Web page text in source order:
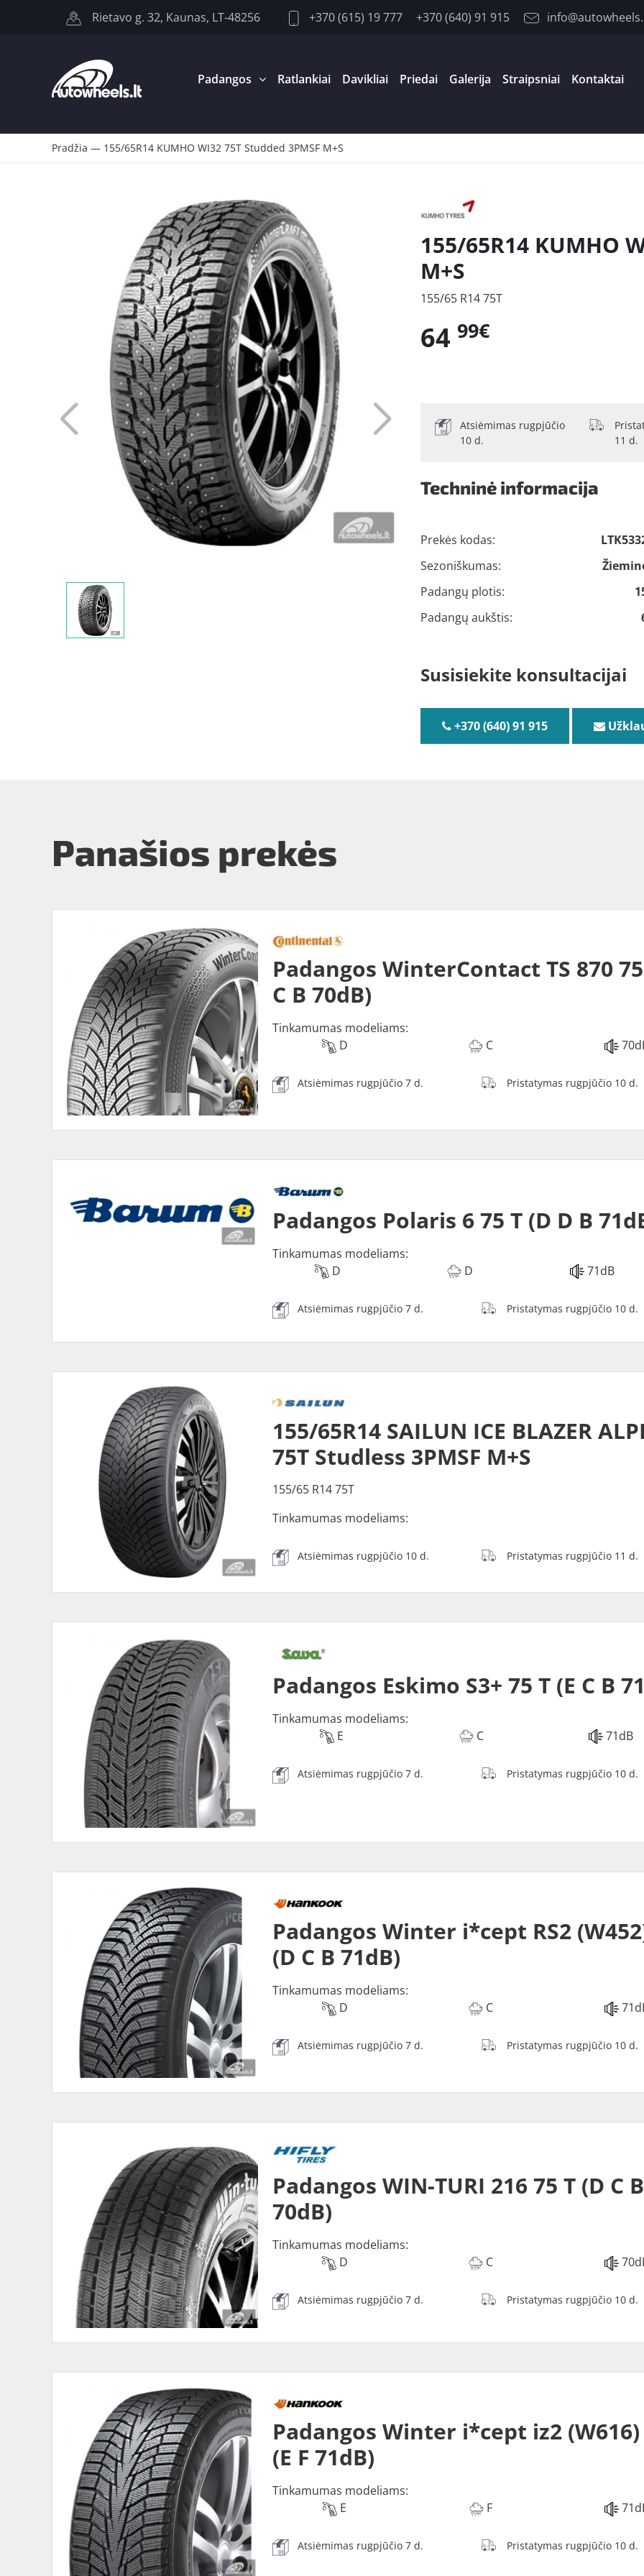
Rietavo g. 32, Kaunas, LT-48256 +370 (615) 19 777 +370 (640) 91 915
Padangos Ratlankiai Davikliai Priedai Galerija Straipsniai Kontaktai
Pradžia — 155/65R14 KUMHO WI32 75T Studded 3PMSF M+S
155/65R14 KUMHO
M+S
155/65 R14 75T
64 99€
Atsiėmimas rugpjūčio
10 d.
11 d.
Techninė informacija
Prekės kodas:
Sezoniškumas:
Padangų plotis:
Padangų aukštis:
Susisiekite konsultacijai
+370 (640) 91 915
Panašios prekės
Padangos WinterContact TS 870
C B 70dB)
Tinkamumas modeliams:
D
C
Atsiėmimas rugpjūčio 7 d. Pristatymas rugpjūčio 10 d.
Padangos Polaris 6 75 T (D D B
Tinkamumas modeliams:
D
D 71dB
Atsiėmimas rugpjūčio 7 d. Pristatymas rugpjūčio 10 d.
155/65R14 SAILUN ICE BLAZER
75T Studless 3PMSF M+S
155/65 R14 75T
Tinkamumas modeliams:
Atsiėmimas rugpjūčio 10 d. Pristatymas rugpjūčio 11 d.
Padangos Eskimo S3+ 75 T (E C B
Tinkamumas modeliams:
E
C 71dB
Atsiėmimas rugpjūčio 7 d. Pristatymas rugpjūčio 10 d.
Padangos Winter i*cept RS2
(D C B 71dB)
Tinkamumas modeliams:
D
C
Atsiėmimas rugpjūčio 7 d. Pristatymas rugpjūčio 10 d.
Padangos WIN-TURI 216 75 T (D C B
70dB)
Tinkamumas modeliams:
D
C
Atsiėmimas rugpjūčio 7 d. Pristatymas rugpjūčio 10 d.
Padangos Winter i*cept iz2 (W616)
(E F 71dB)
Tinkamumas modeliams:
E
F
Atsiėmimas rugpjūčio 7 d. Pristatymas rugpjūčio 10 d.